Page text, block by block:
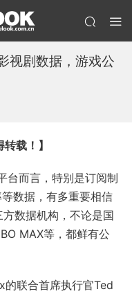
视剧数据，游戏公
载！】
台而言，特别是订阅制
数据，有多重要相信
数据机构，不论是国
MAX等，都鲜有公
联合首席执行官Ted